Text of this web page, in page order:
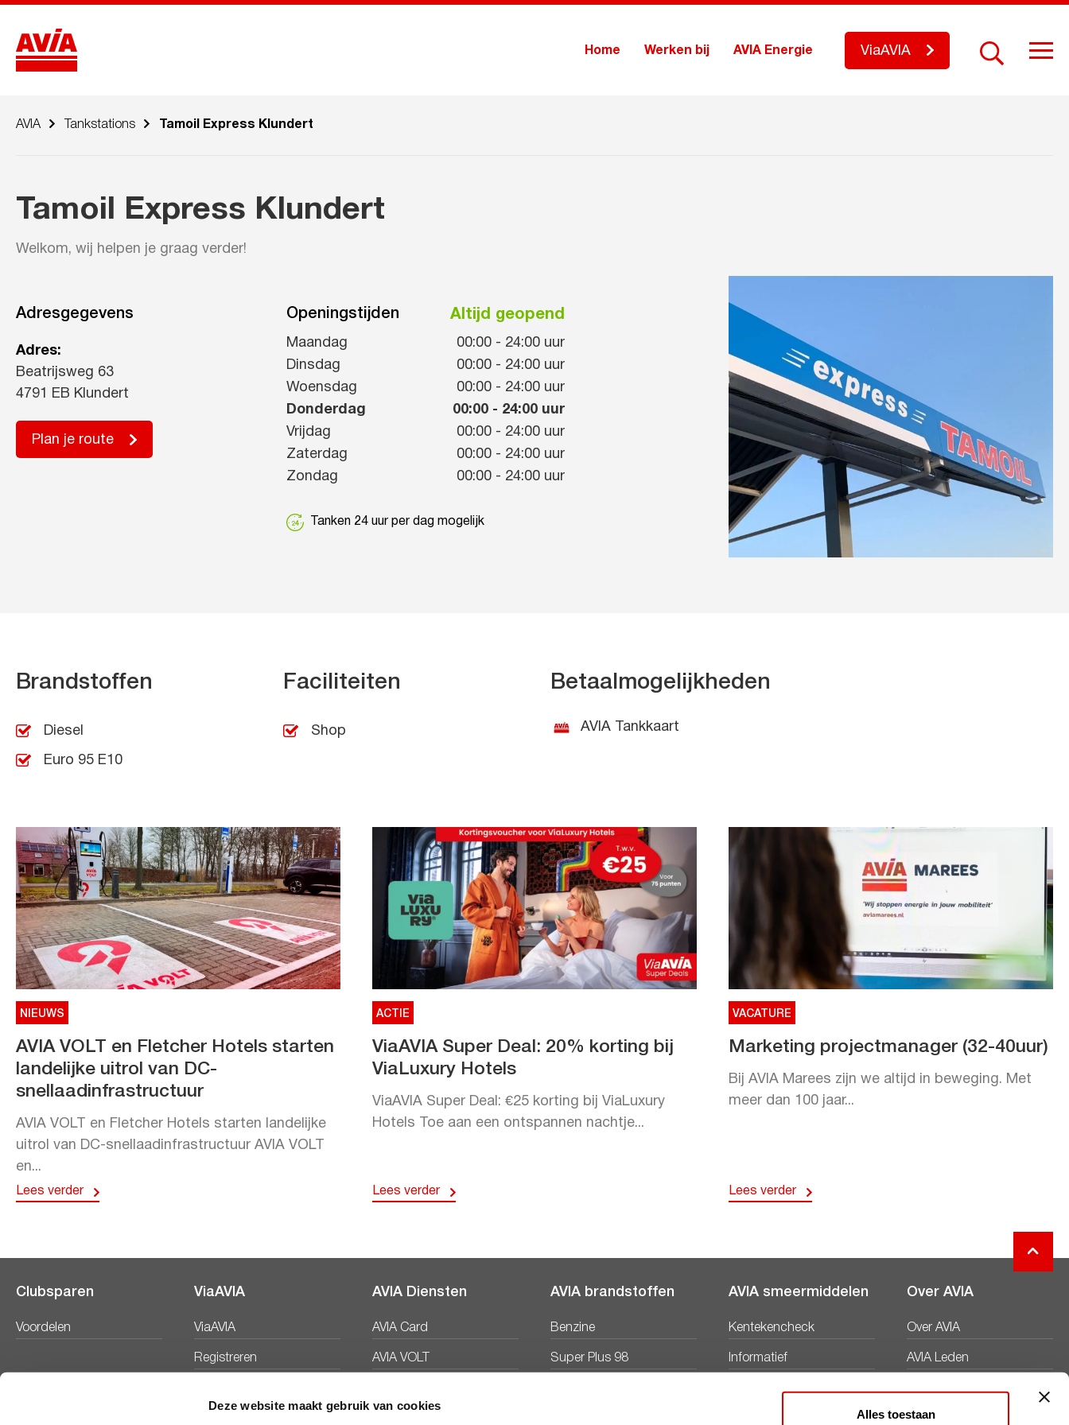
Deze website maakt gebruik van cookies
Alles toestaan
Home Werken bij AVIA Energie ViaAVIA
AVIA Tankstations Tamoil Express Klundert
Tamoil Express Klundert
Welkom, wij helpen je graag verder!
Adresgegevens
Adres:
Beatrijsweg 63
4791 EB Klundert
Plan je route
Openingstijden Altijd geopend
Maandag 00:00 - 24:00 uur
Dinsdag
00:00 - 24:00 uur
Woensdag
00:00 - 24:00 uur
Donderdag
00:00 - 24:00 uur
Vrijdag
00:00 - 24:00 uur
Zaterdag
00:00 - 24:00 uur
Zondag
00:00 - 24:00 uur
Tanken 24 uur per dag mogelijk
Brandstoffen
Diesel
Euro 95 E10
Faciliteiten
Shop
Betaalmogelijkheden
AVIA Tankkaart
NIEUWS
AVIA VOLT en Fletcher Hotels starten
landelijke uitrol van DC-
snellaadinfrastructuur
AVIA VOLT en Fletcher Hotels starten landelijke
uitrol van DC-snellaadinfrastructuur AVIA VOLT
en...
Lees verder
ACTIE
ViaAVIA Super Deal: 20% korting bij
ViaLuxury Hotels
ViaAVIA Super Deal: €25 korting bij ViaLuxury
Hotels Toe aan een ontspannen nachtje...
Lees verder
VACATURE
Marketing projectmanager (32-40uur)
Bij AVIA Marees zijn we altijd in beweging. Met
meer dan 100 jaar...
Lees verder
Clubsparen
Voordelen
ViaAVIA
ViaAVIA
Registreren
AVIA Diensten
AVIA Card
AVIA VOLT
AVIA brandstoffen
Benzine
Super Plus 98
AVIA smeermiddelen
Kentekencheck
Informatief
Productbladen
Over AVIA
Over AVIA
AVIA Leden
Nieuws
Duurzaamheid